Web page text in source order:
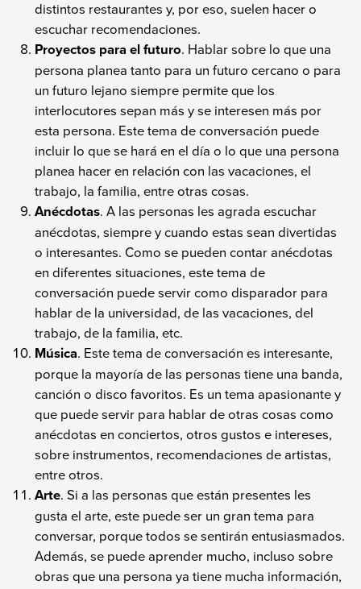
distintos restaurantes y, por eso, suelen hacer o
escuchar recomendaciones.
Proyectos para el futuro. Hablar sobre lo que una
persona planea tanto para un futuro cercano o para
un futuro lejano siempre permite que los
interlocutores sepan más y se interesen más por
esta persona. Este tema de conversación puede
incluir lo que se hará en el día o lo que una persona
planea hacer en relación con las vacaciones, el
trabajo, la familia, entre otras cosas.
Anécdotas. A las personas les agrada escuchar
anécdotas, siempre y cuando estas sean divertidas
o interesantes. Como se pueden contar anécdotas
en diferentes situaciones, este tema de
conversación puede servir como disparador para
hablar de la universidad, de las vacaciones, del
trabajo, de la familia, etc.
Música. Este tema de conversación es interesante,
porque la mayoría de las personas tiene una banda,
canción o disco favoritos. Es un tema apasionante y
que puede servir para hablar de otras cosas como
anécdotas en conciertos, otros gustos e intereses,
sobre instrumentos, recomendaciones de artistas,
entre otros.
Arte. Si a las personas que están presentes les
gusta el arte, este puede ser un gran tema para
conversar, porque todos se sentirán entusiasmados.
Además, se puede aprender mucho, incluso sobre
obras que una persona ya tiene mucha información,